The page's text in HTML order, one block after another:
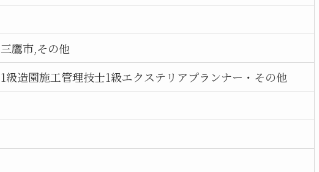
三鷹市,その他
1級造園施工管理技士1級エクステリアプランナー・その他